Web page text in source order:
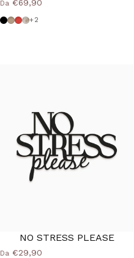
Da €69,90
Nero
Tortora
Rosso
Shabby
+2
NO STRESS PLEASE
Da €29,90